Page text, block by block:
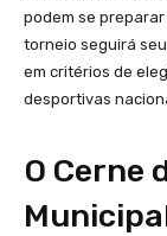
podem se
torneio seguirá
em critérios de
desportivas
O Cerne